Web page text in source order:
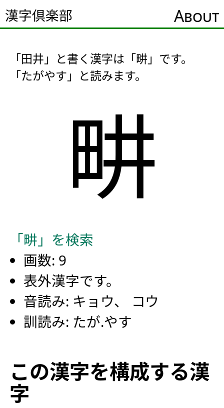
漢字倶楽部 About
「田井」と書く漢字は「畊」です。
「たがやす」と読みます。
畊
「畊」を検索
画数: 9
表外漢字です。
音読み: キョウ、 コウ
訓読み: たが.やす
この漢字を構成する漢
字